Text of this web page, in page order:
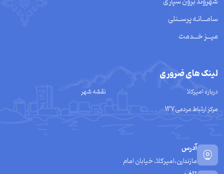
سامـــانـه پرســنلی
میـــز خـــدمت
لینک های ضروری
درباره امیرکلا
نقشه شهر
مرکز ارتباط مردمی137
آدرس
مازندارن،امیرکلا، خیابان امام